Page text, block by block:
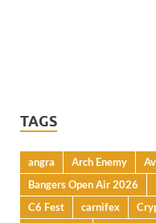
TAGS
angra Arch Enemy
Bangers Open Air 2026
C6 Fest
carnifex